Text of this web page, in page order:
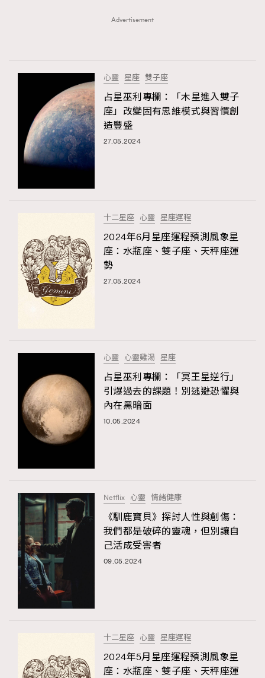
FigaroStyle
FigaroTalk 48
FigaroWatch 83
Grooming&Fitness 38
HommesFashion 2
HommeStyle
VAxChowSangSang
WatchesWonder&Beyond
WatchesWonder&Beyond
向ChanelN°5致敬
大時代小事情
時裝心理學
煲劇日常 334
玩物壯志 1
(nmg.com.hk/privacy) 閱讀本公司的私隱政策聲明。
本人願意接收新傳媒集團的最新消息及其他宣傳資訊，本人同意
新傳媒集團使用本人的個人資料於任何推廣用途。
About us Collaboration Opportunity
Japan | Portugal | Spain
#FigaroIssue 專訪陳漢娜Hanna與Takuro｜模特
情侶談愛情
Advertisement
心靈 星座 雙子座
占星巫利專欄：「木星進入雙子
座」改變固有思維模式與習慣創
造豐盛
27.05.2024
十二星座 心靈 星座運程
2024年6月星座運程預測風象星
座：水瓶座、雙子座、天秤座運
勢
27.05.2024
心靈 心靈雞湯 星座
占星巫利專欄：「冥王星逆行」
引爆過去的課題！別逃避恐懼與
內在黑暗面
10.05.2024
Netflix 心靈 情緒健康
《馴鹿寶貝》探討人性與創傷：
我們都是破碎的靈魂，但別讓自
己活成受害者
09.05.2024
十二星座 心靈 星座運程
2024年5月星座運程預測風象星
座：水瓶座、雙子座、天秤座運